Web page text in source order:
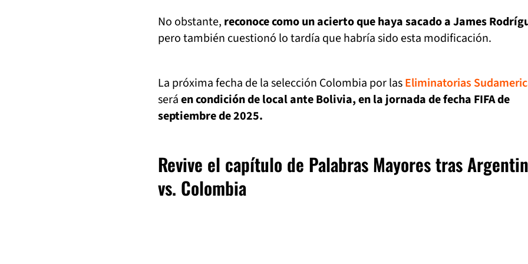
No obstante, reconoce como un acierto que haya sacado a James
pero también cuestionó lo tardía que habría sido esta modificación.
La próxima fecha de la selección Colombia por lasEliminatorias
seráen condición de local ante Bolivia, en la jornada de fecha FIFA de
septiembre de 2025.
Revive el capítulo de Palabras Mayores tras
vs. Colombia